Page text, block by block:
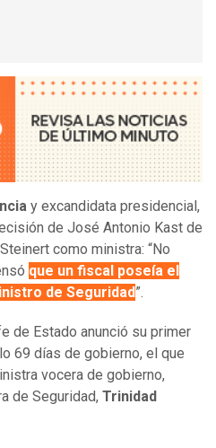
y excandidata presidencial,
de José Antonio Kast de
como ministra: “No
que un fiscal poseía el
de Seguridad”.
de Estado anunció su primer
69 días de gobierno, el que
vocera de gobierno,
de Seguridad, Trinidad